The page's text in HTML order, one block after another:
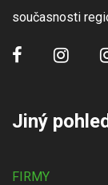
současnosti
Jiný pohled
FIRMY